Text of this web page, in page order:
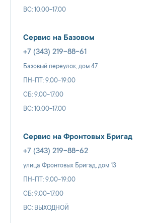
ВС: 10.00-17.00
Сервис на Базовом
+7 (343) 219-88-61
Базовый переулок, дом 47
ПН-ПТ: 9.00-19.00
СБ: 9.00-17.00
ВС: 10.00-17.00
Сервис на Фронтовых Бригад
+7 (343) 219-88-62
улица Фронтовых Бригад, дом 13
ПН-ПТ: 9.00-19.00
СБ: 9.00-17.00
ВС: ВЫХОДНОЙ